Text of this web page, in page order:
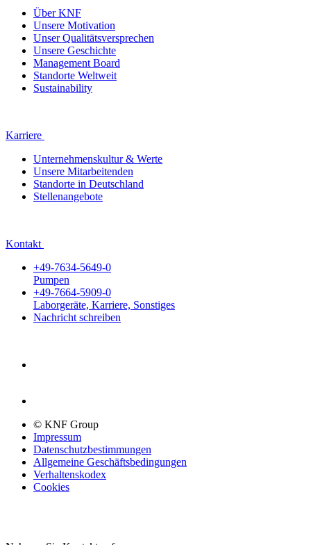
Über KNF
Unsere Motivation
Unser Qualitätsversprechen
Unsere Geschichte
Management Board
Standorte Weltweit
Sustainability
Karriere
Unternehmenskultur & Werte
Unsere Mitarbeitenden
Standorte in Deutschland
Stellenangebote
Kontakt
+49-7634-5649-0
Pumpen
+49-7664-5909-0
Laborgeräte, Karriere, Sonstiges
Nachricht schreiben
© KNF Group
Impressum
Datenschutzbestimmungen
Allgemeine Geschäftsbedingungen
Verhaltenskodex
Cookies